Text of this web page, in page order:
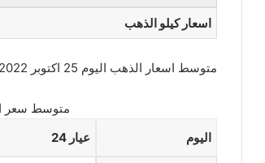
اسعار كيلو الذهب
متوسط اسعار الذهب اليوم 25 اكتوبر 2022 في الايام السابقة
متوسط سعر
اليوم
عيار 24